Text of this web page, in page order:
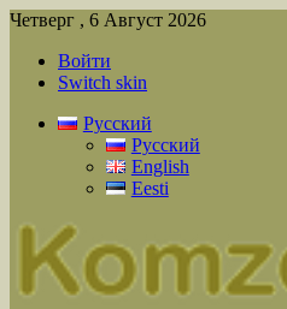
Четверг , 6 Август 2026
Войти
Switch skin
Русский
Русский
English
Eesti